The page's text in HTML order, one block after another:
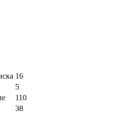
16
5
110
38